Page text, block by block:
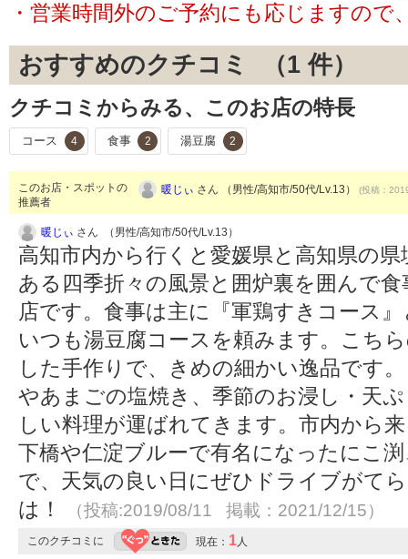
・営業時間外のご予約にも応じますの
おすすめのクチコミ （1 件）
クチコミからみる、このお店の特長
コース 4 食事 2 湯豆腐 2
このお店・スポットの
推薦者
暖じぃ さん （男性/高知市/50代/Lv.13） (投稿：
暖じぃ さん （男性/高知市/50代/Lv.13）
高知市内から行くと愛媛県と高知県の
ある四季折々の風景と囲炉裏を囲んで
店です。食事は主に『軍鶏すきコース
いつも湯豆腐コースを頼みます。こち
した手作りで、きめの細かい逸品です
やあまごの塩焼き、季節のお浸し・天
しい料理が運ばれてきます。市内から
下橋や仁淀ブルーで有名になったにこ
で、天気の良い日にぜひドライブがて
は！
（投稿:2019/08/11 掲載：2021/12/15）
このクチコミに 現在： 1 人